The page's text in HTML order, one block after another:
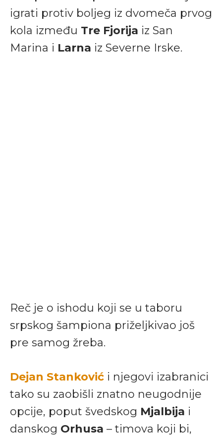
igrati protiv boljeg iz dvomeča prvog
kola između Tre Fjorija iz San
Marina i Larna iz Severne Irske.
Reč je o ishodu koji se u taboru
srpskog šampiona priželjkivao još
pre samog žreba.
Dejan Stanković i njegovi izabranici
tako su zaobišli znatno neugodnije
opcije, poput švedskog Mjalbija i
danskog Orhusa – timova koji bi,